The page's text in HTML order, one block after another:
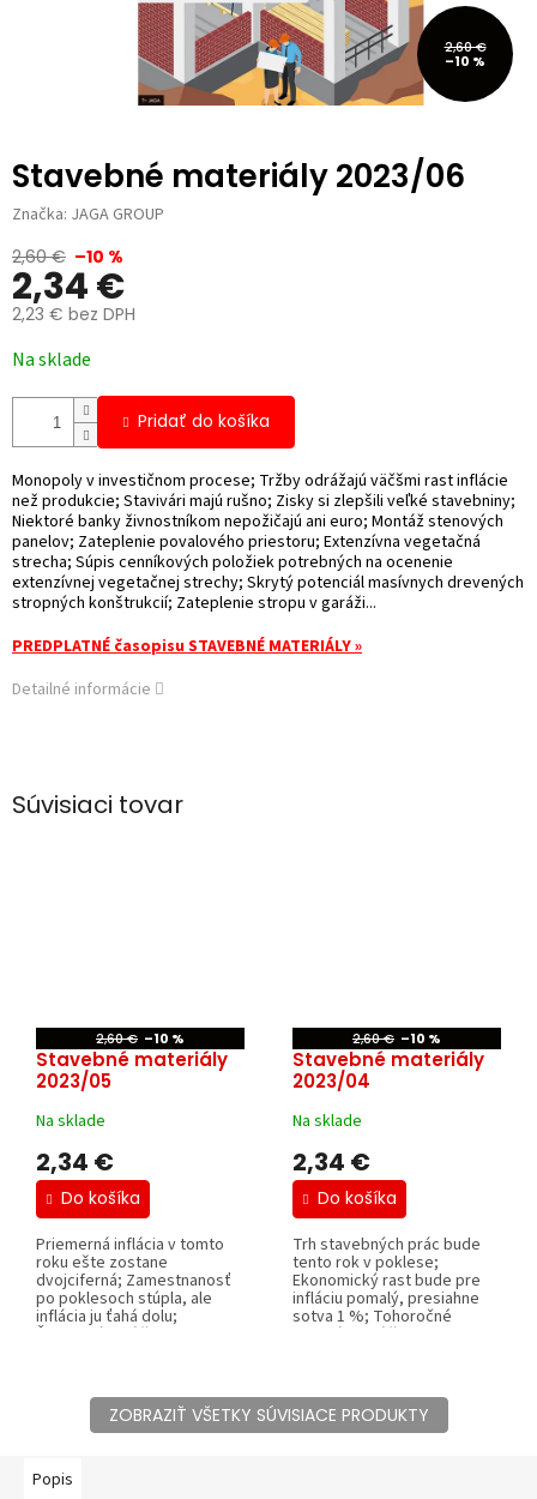
2,60 €
–10 %
Stavebné materiály 2023/06
Značka: JAGA GROUP
2,60 € –10 %
2,34 €
2,23 € bez DPH
cena:
Na sklade
Pridať do košíka
Monopoly v investičnom procese; Tržby odrážajú väčšmi rast inflácie
než produkcie; Stavivári majú rušno; Zisky si zlepšili veľké stavebniny;
Niektoré banky živnostníkom nepožičajú ani euro; Montáž stenových
panelov; Zateplenie povalového priestoru; Extenzívna vegetačná
strecha; Súpis cenníkových položiek potrebných na ocenenie
extenzívnej vegetačnej strechy; Skrytý potenciál masívnych drevených
stropných konštrukcií; Zateplenie stropu v garáži...
PREDPLATNÉ časopisu STAVEBNÉ MATERIÁLY »
Detailné informácie
Súvisiaci tovar
2,60 € –10 %
Stavebné materiály
2023/05
Na sklade
2,34 €
Do košíka
Priemerná inflácia v tomto
roku ešte zostane
dvojciferná; Zamestnanosť
po poklesoch stúpla, ale
inflácia ju ťahá dolu;
Živnostníci môžu...
2,60 € –10 %
Stavebné materiály
2023/04
Na sklade
2,34 €
Do košíka
Trh stavebných prác bude
tento rok v poklese;
Ekonomický rast bude pre
infláciu pomalý, presiahne
sotva 1 %; Tohoročné
investície môžu...
ZOBRAZIŤ VŠETKY SÚVISIACE PRODUKTY
Popis